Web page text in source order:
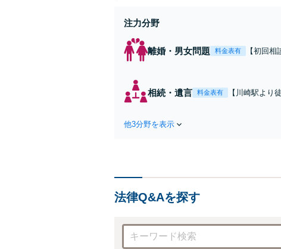
注力分野
離婚・男女問題 料金表有
【初回
ます。
相続・遺言 料金表有
【川崎駅より
他3分野を表示
法律Q&Aを探す